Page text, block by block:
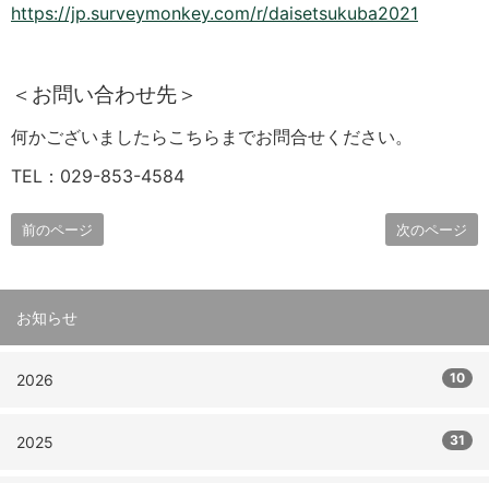
https://jp.surveymonkey.com/r/daisetsukuba2021
＜お問い合わせ先＞
何かございましたらこちらまでお問合せください。
TEL：029-853-4584
前のページ 次のページ
お知らせ
2026 10
2025 31